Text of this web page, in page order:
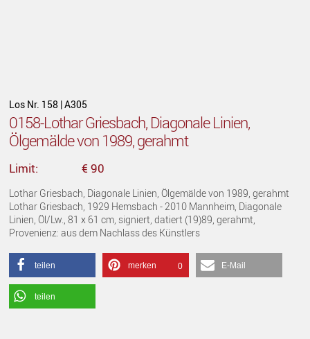
Los Nr. 158 | A305
0158-Lothar Griesbach, Diagonale Linien,
Ölgemälde von 1989, gerahmt
Limit: € 90
Lothar Griesbach, Diagonale Linien, Ölgemälde von 1989, gerahmt
Lothar Griesbach, 1929 Hemsbach - 2010 Mannheim, Diagonale
Linien, Öl/Lw., 81 x 61 cm, signiert, datiert (19)89, gerahmt,
Provenienz: aus dem Nachlass des Künstlers
teilen merken 0 E-Mail
teilen